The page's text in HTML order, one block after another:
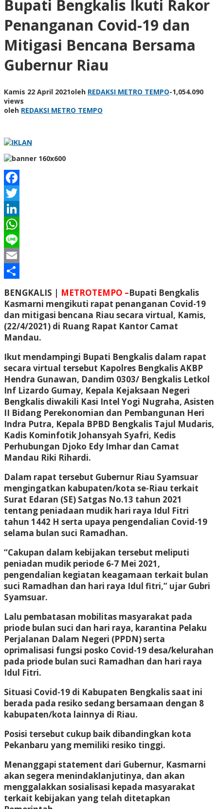
Bupati Bengkalis Ikuti Rakor
Penanganan Covid-19 dan
Mitigasi Bencana Bersama
Gubernur Riau
Kamis 22 April 2021oleh REDAKSI METRO TEMPO-1,054.090
views
oleh REDAKSI METRO TEMPO
Facebook
Twitter
LinkedIn
WhatsApp
Line
Email
BENGKALIS | METROTEMPO –Bupati Bengkalis
Kasmarni mengikuti rapat penanganan Covid-19
dan mitigasi bencana Riau secara virtual, Kamis,
(22/4/2021) di Ruang Rapat Kantor Camat
Mandau.
Ikut mendampingi Bupati Bengkalis dalam rapat
secara virtual tersebut Kapolres Bengkalis AKBP
Hendra Gunawan, Dandim 0303/ Bengkalis Letkol
Inf Lizardo Gumay, Kepala Kejaksaan Negeri
Bengkalis diwakili Kasi Intel Yogi Nugraha, Asisten
II Bidang Perekonomian dan Pembangunan Heri
Indra Putra, Kepala BPBD Bengkalis Tajul Mudaris,
Kadis Kominfotik Johansyah Syafri, Kedis
Perhubungan Djoko Edy Imhar dan Camat
Mandau Riki Rihardi.
Dalam rapat tersebut Gubernur Riau Syamsuar
mengingatkan kabupaten/kota se-Riau terkait
Surat Edaran (SE) Satgas No.13 tahun 2021
tentang peniadaan mudik hari raya Idul Fitri
tahun 1442 H serta upaya pengendalian Covid-19
selama bulan suci Ramadhan.
“Cakupan dalam kebijakan tersebut meliputi
peniadan mudik periode 6-7 Mei 2021,
pengendalian kegiatan keagamaan terkait bulan
suci Ramadhan dan hari raya Idul fitri,” ujar Gubri
Syamsuar.
Lalu pembatasan mobilitas masyarakat pada
priode bulan suci dan hari raya, karantina Pelaku
Perjalanan Dalam Negeri (PPDN) serta
oprimalisasi fungsi posko Covid-19 desa/kelurahan
pada priode bulan suci Ramadhan dan hari raya
Idul Fitri.
Situasi Covid-19 di Kabupaten Bengkalis saat ini
berada pada resiko sedang bersamaan dengan 8
kabupaten/kota lainnya di Riau.
Posisi tersebut cukup baik dibandingkan kota
Pekanbaru yang memiliki resiko tinggi.
Menanggapi statement dari Gubernur, Kasmarni
akan segera menindaklanjutinya, dan akan
menggalakkan sosialisasi kepada masyarakat
terkait kebijakan yang telah ditetapkan